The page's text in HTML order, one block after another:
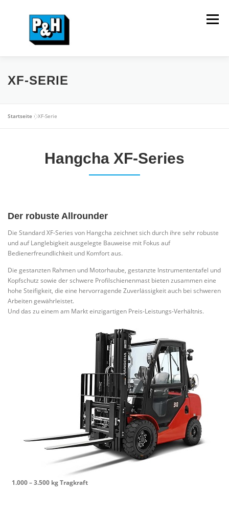
Menü
HOME VERKAUF
UNTERNEHMEN
XF-SERIE
Startseite »XF-Serie
Hangcha XF-Series
Der robuste Allrounder
Die Standard XF-Series von Hangcha zeichnet sich durch ihre sehr robuste
und auf Langlebigkeit ausgelegte Bauweise mit Fokus auf
Bedienerfreundlichkeit und Komfort aus.
Die gestanzten Rahmen und Motorhaube, gestanzte Instrumententafel und
Kopfschutz sowie der schwere Profilschienenmast bieten zusammen eine
hohe Steifigkeit, die eine hervorragende Zuverlässigkeit auch bei schweren
Arbeiten gewährleistet.
Und das zu einem am Markt einzigartigen Preis-Leistungs-Verhältnis.
1.000 – 3.500 kg Tragkraft